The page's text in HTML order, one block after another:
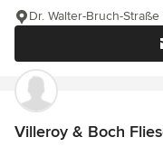
Dr. Walter-Bruch-
Villeroy & Boch